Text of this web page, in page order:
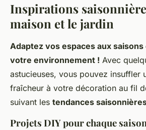
Inspirations
maison et le jardin
Adaptez vos espaces aux
votre environnement ! Avec
astucieuses, vous pouvez insuffler
fraîcheur à votre décoration au fil
suivant les tendances
Projets DIY pour chaque